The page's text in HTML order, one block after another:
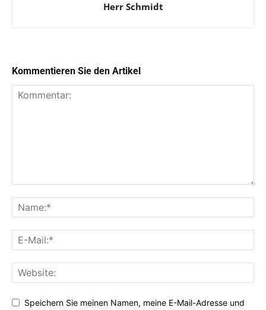
Herr Schmidt
Kommentieren Sie den Artikel
Speichern Sie meinen Namen, meine E-Mail-Adresse und